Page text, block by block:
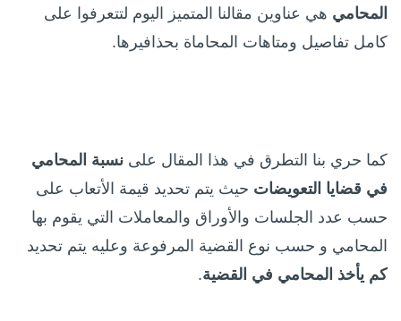
المحامي هي عناوين مقالنا المتميز اليوم لتتعرفوا على
كامل تفاصيل ومتاهات المحاماة بحذافيرها.
كما حري بنا التطرق في هذا المقال على نسبة المحامي
في قضايا التعويضات حيث يتم تحديد قيمة الأتعاب على
حسب عدد الجلسات والأوراق والمعاملات التي يقوم بها
المحامي و حسب نوع القضية المرفوعة وعليه يتم تحديد
كم يأخذ المحامي في القضية.